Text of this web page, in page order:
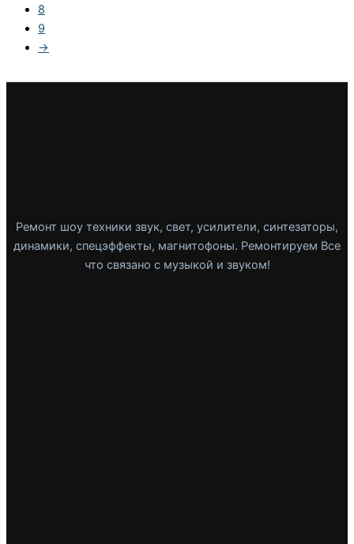
8
9
→
Ремонт шоу техники звук, свет, усилители, синтезаторы,
динамики, спецэффекты, магнитофоны. Ремонтируем Все
что связано с музыкой и звуком!